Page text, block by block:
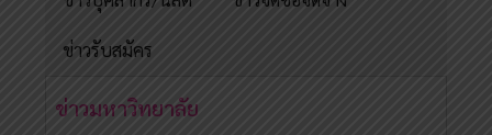
ข่าวรับสมัคร
ข่าวมหาวิทยาลัย